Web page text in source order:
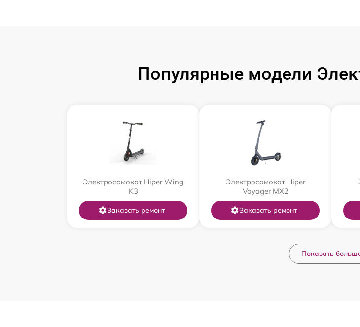
Популярные модели
Электросамокат Hiper Wing
K3
Заказать ремонт
Электросамокат Hiper
Voyager MX2
Заказать ремонт
Показать